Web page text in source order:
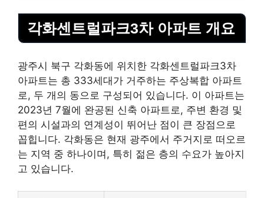
각화센트럴파크3차 아파트 개요
광주시 북구 각화동에 위치한 각화센트럴파크3차
아파트는 총 333세대가 거주하는 주상복합 아파트
로, 두 개의 동으로 구성되어 있습니다. 이 아파트는
2023년 7월에 완공된 신축 아파트로, 주변 환경 및
편의 시설과의 연계성이 뛰어난 점이 큰 장점으로
꼽힙니다. 각화동은 현재 광주에서 주거지로 떠오르
는 지역 중 하나이며, 특히 젊은 층의 수요가 높아지
고 있습니다.